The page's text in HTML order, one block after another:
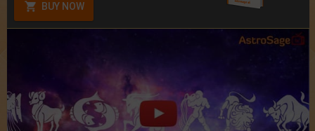
BUY NOW